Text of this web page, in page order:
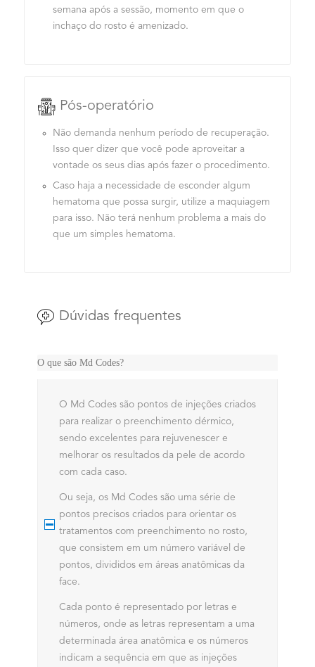
semana após a sessão, momento em que o
inchaço do rosto é amenizado.
Pós-operatório
Não demanda nenhum período de recuperação.
Isso quer dizer que você pode aproveitar a
vontade os seus dias após fazer o procedimento.
Caso haja a necessidade de esconder algum
hematoma que possa surgir, utilize a maquiagem
para isso. Não terá nenhum problema a mais do
que um simples hematoma.
Dúvidas frequentes
O que são Md Codes?
O Md Codes são pontos de injeções criados
para realizar o preenchimento dérmico,
sendo excelentes para rejuvenescer e
melhorar os resultados da pele de acordo
com cada caso.
Ou seja, os Md Codes são uma série de
pontos precisos criados para orientar os
tratamentos com preenchimento no rosto,
que consistem em um número variável de
pontos, divididos em áreas anatômicas da
face.
Cada ponto é representado por letras e
números, onde as letras representam a uma
determinada área anatômica e os números
indicam a sequência em que as injeções